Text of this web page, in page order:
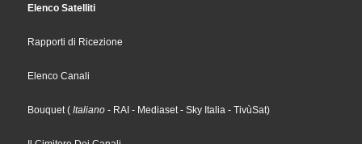
Elenco Satelliti
Rapporti di Ricezione
Elenco Canali
Bouquet( Italiano - RAI - Mediaset- Sky Italia - TivùSat)